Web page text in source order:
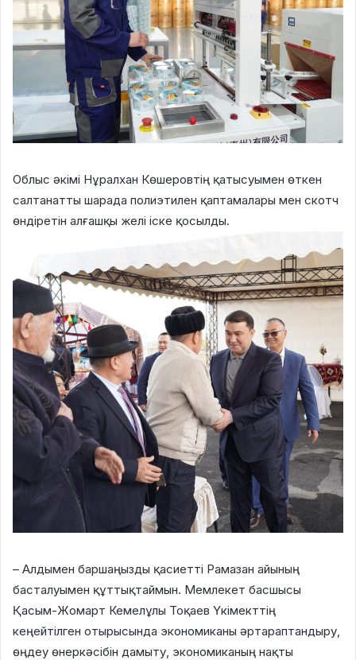
Облыс әкімі Нұралхан Көшеровтің қатысуымен өткен
салтанатты шарада полиэтилен қаптамалары мен скотч
өндіретін алғашқы желі іске қосылды.
– Алдымен баршаңызды қасиетті Рамазан айының
басталуымен құттықтаймын. Мемлекет басшысы
Қасым-Жомарт Кемелұлы Тоқаев Үкімекттің
кеңейтілген отырысында экономиканы әртараптандыру,
өңдеу өнеркәсібін дамыту, экономиканың нақты